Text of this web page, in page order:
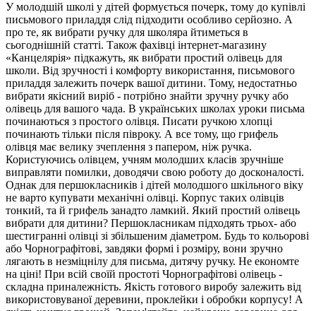
У молодшій школі у дітей формується почерк, тому до купівлі
письмового приладдя слід підходити особливо серйозно. А
про те, як вибрати ручку для школяра йтиметься в
сьогоднішній статті. Також фахівці інтернет-магазину
«Канцелярія» підкажуть, як вибрати простий олівець для
школи. Від зручності і комфорту використання, письмового
приладдя залежить почерк вашої дитини. Тому, недостатньо
вибрати якісний виріб - потрібно знайти зручну ручку або
олівець для вашого чада. В українських школах уроки письма
починаються з простого олівця. Писати ручкою хлопці
починають тільки після півроку. А все тому, що грифель
олівця має велику зчеплення з папером, ніж ручка.
Користуючись олівцем, учням молодших класів зручніше
виправляти помилки, доводячи свою роботу до досконалості.
Однак для першокласників і дітей молодшого шкільного віку
не варто купувати механічні олівці. Корпус таких олівців
тонкий, та й грифель занадто ламкий. Який простий олівець
вибрати для дитини? Першокласникам підходять трьох- або
шестигранні олівці зі збільшеним діаметром. Будь то кольорові
або Чорнографітові, завдяки формі і розміру, вони зручно
лягають в незміцнілу для письма, дитячу ручку. Не економте
на ціні! При всій своїй простоті Чорнографітові олівець -
складна приналежність. Якість готового виробу залежить від
використовуваної деревини, проклейки і обробки корпусу! А